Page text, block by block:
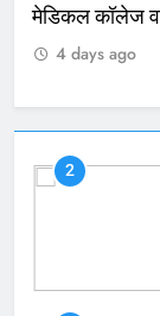
मेडिकल कॉलेज व
4 days ago
1
2